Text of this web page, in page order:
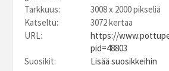
Tarkkuus:
3008 x 2000 pikseliä
Katseltu:
3072 kertaa
URL:
https://
pid=48803
Suosikit:
Lisää suosikkeihin